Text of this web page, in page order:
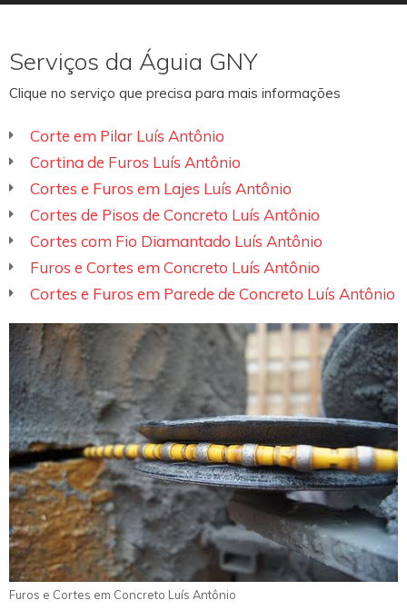
Serviços da Águia GNY
Clique no serviço que precisa para mais informações
Corte em Pilar Luís Antônio
Cortina de Furos Luís Antônio
Cortes e Furos em Lajes Luís Antônio
Cortes de Pisos de Concreto Luís Antônio
Cortes com Fio Diamantado Luís Antônio
Furos e Cortes em Concreto Luís Antônio
Cortes e Furos em Parede de Concreto Luís Antônio
Furos e Cortes em Concreto Luís Antônio